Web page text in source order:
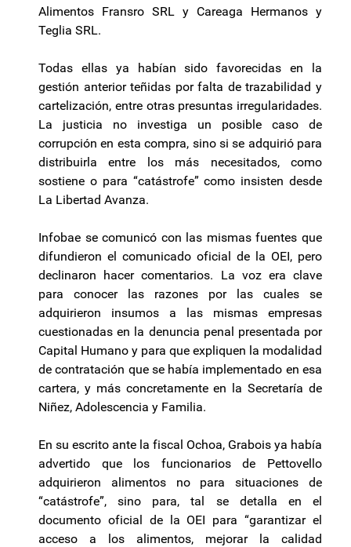
Alimentos Fransro SRL y Careaga Hermanos y
Teglia SRL.
Todas ellas ya habían sido favorecidas en la
gestión anterior teñidas por falta de trazabilidad y
cartelización, entre otras presuntas irregularidades.
La justicia no investiga un posible caso de
corrupción en esta compra, sino si se adquirió para
distribuirla entre los más necesitados, como
sostiene o para “catástrofe” como insisten desde
La Libertad Avanza.
Infobae se comunicó con las mismas fuentes que
difundieron el comunicado oficial de la OEI, pero
declinaron hacer comentarios. La voz era clave
para conocer las razones por las cuales se
adquirieron insumos a las mismas empresas
cuestionadas en la denuncia penal presentada por
Capital Humano y para que expliquen la modalidad
de contratación que se había implementado en esa
cartera, y más concretamente en la Secretaría de
Niñez, Adolescencia y Familia.
En su escrito ante la fiscal Ochoa, Grabois ya había
advertido que los funcionarios de Pettovello
adquirieron alimentos no para situaciones de
“catástrofe”, sino para, tal se detalla en el
documento oficial de la OEI para “garantizar el
acceso a los alimentos, mejorar la calidad